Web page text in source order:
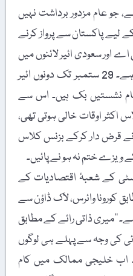
روپے تک ہے، جو عام مزدور برداشت نہیں
پاکستان سے پرواز کرنے
اور سعودی ائیر لائنوں میں
بزنس کلاس کی سہولت موجود ہے۔ 29 ستمبر تک دونوں ائیر
نشستیں بک ہیں۔ اس سے
اکثر اوقات خالی ہوتی تھی،
قرض دار کرکے بزنس کلاس
ختم نہ ہو نے پائیں۔
کے شعبۂ اقتصادیات کے
کورونا وائرس، لاک ڈاؤن سے
’’میری ذاتی رائے کے مطابق
کی وجہ سے پہلے ہی لوگوں
خلیجی ممالک میں کام